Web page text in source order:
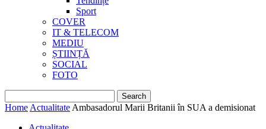
Sport
COVER
IT & TELECOM
MEDIU
ȘTIINȚĂ
SOCIAL
FOTO
Home Actualitate Ambasadorul Marii Britanii în SUA a demisionat